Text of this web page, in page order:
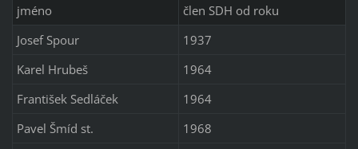
jméno
člen SDH od roku
Josef Spour
1937
Karel Hrubeš
1964
František Sedláček
1964
Pavel Šmíd st.
1968